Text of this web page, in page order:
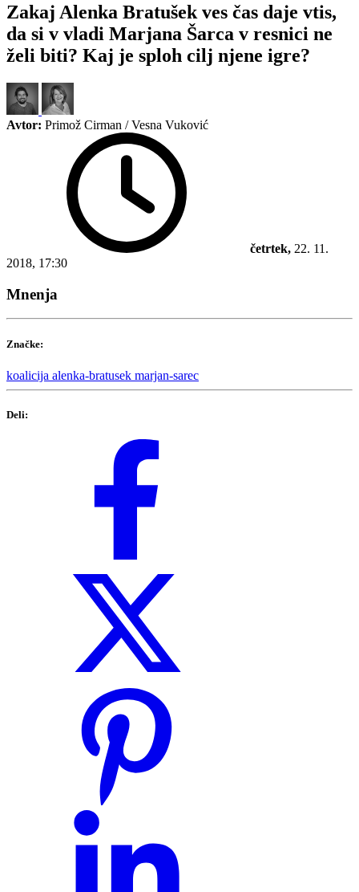
Zakaj Alenka Bratušek ves čas daje vtis,
da si v vladi Marjana Šarca v resnici ne
želi biti? Kaj je sploh cilj njene igre?
Avtor: Primož Cirman / Vesna Vuković
četrtek, 22. 11.
2018, 17:30
Mnenja
Značke:
koalicija alenka-bratusek marjan-sarec
Deli: